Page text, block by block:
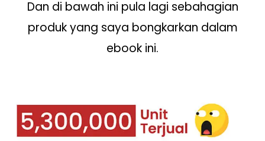
Dan di bawah ini pula lagi sebahagian
produk yang saya bongkarkan dalam
ebook ini.